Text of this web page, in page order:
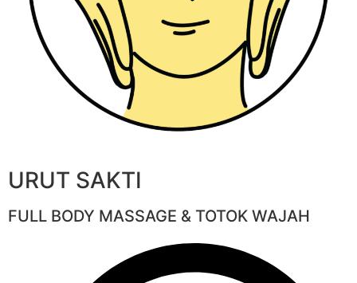
URUT SAKTI
FULL BODY MASSAGE & TOTOK WAJAH